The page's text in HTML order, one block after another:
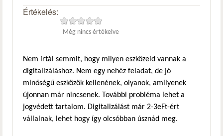
Értékelés:
Még nincs értékelve
Nem írtál semmit, hogy milyen eszközeid vannak a
digitalizáláshoz. Nem egy nehéz feladat, de jó
minőségű eszközök kellenének, olyanok, amilyenek
újonnan már nincsenek. További probléma lehet a
jogvédett tartalom. Digitalizálást már 2-3eFt-ért
vállalnak, lehet hogy így olcsóbban úsznád meg.